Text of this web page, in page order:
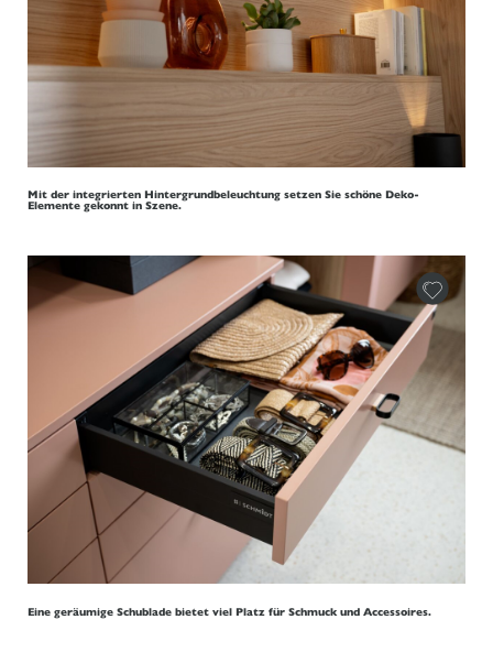
Mit der integrierten Hintergrundbeleuchtung setzen Sie schöne Deko-
Elemente gekonnt in Szene.
Eine geräumige Schublade bietet viel Platz für Schmuck und Accessoires.